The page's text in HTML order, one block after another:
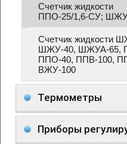
Счетчик жидкости
ППО-25/1,6-СУ;
Счетчик жидкости
ШЖУ-40, ШЖУА-65,
ППО-40, ППВ-100,
ВЖУ-100
Термометры
Приборы